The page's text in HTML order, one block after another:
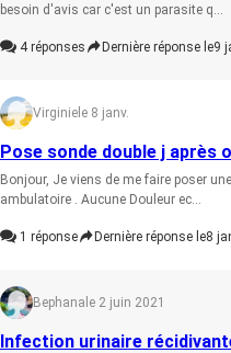
besoin d'avis car c'est un parasite q...
4réponses Dernière réponse le9
Virginie le 8 janv.
Pose sonde double j après
Bonjour, Je viens de me faire poser
ambulatoire . Aucune Douleur ec...
1 réponse Dernière réponse le8
Bephana le 2 juin 2021
Infection urinaire